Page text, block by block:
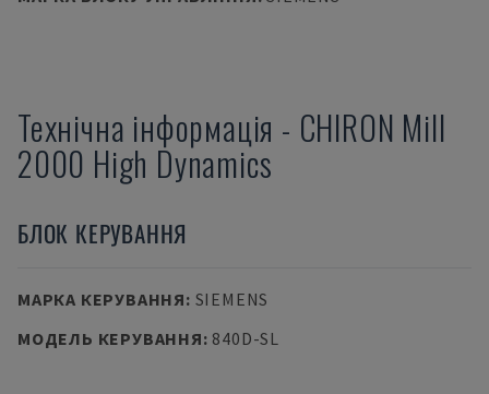
Технічна інформація - CHIRON Mill
2000 High Dynamics
БЛОК КЕРУВАННЯ
МАРКА КЕРУВАННЯ: SIEMENS
МОДЕЛЬ КЕРУВАННЯ: 840D-SL